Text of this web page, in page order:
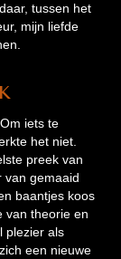
tussen het
mijn liefde
iets te
het niet.
preek van
van gemaaid
baantjes koos
van theorie en
plezier als
een nieuwe